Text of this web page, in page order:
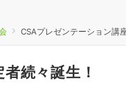
CSAプレゼンテーション講
続々誕生！